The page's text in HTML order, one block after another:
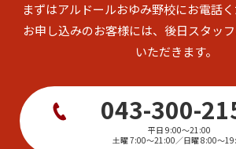
まずはアルドールおゆみ野校にお電話く
お申し込みのお客様には、後日スタッ
いただきます。
043-300-
平日 9:00～21:00
土曜 7:00～21:00／日曜 8:00～